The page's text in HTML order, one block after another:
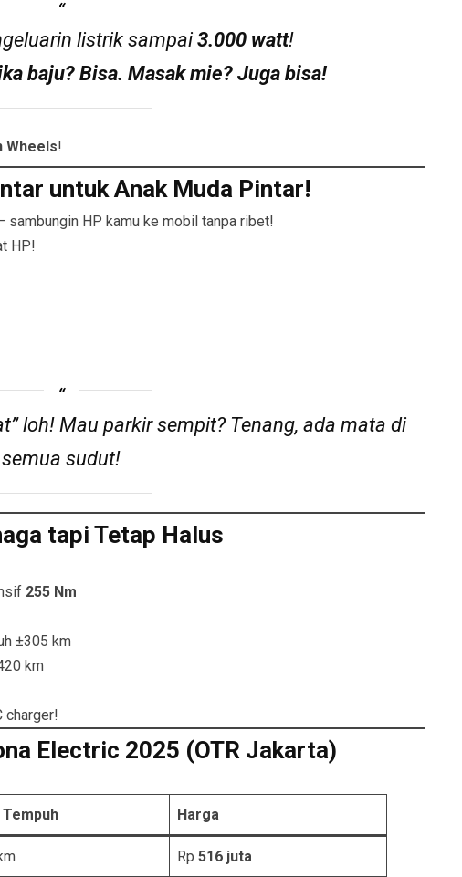
listrik sampai 3.000 watt!
baju? Bisa. Masak mie? Juga bisa!
Wheels!
untuk Anak Muda Pintar!
sambungin HP kamu ke mobil tanpa ribet!
HP!
loh! Mau parkir sempit? Tenang, ada mata di
semua sudut!
tapi Tetap Halus
255 Nm
±305 km
km
charger!
Electric 2025 (OTR Jakarta)
Harga
Rp 516 juta